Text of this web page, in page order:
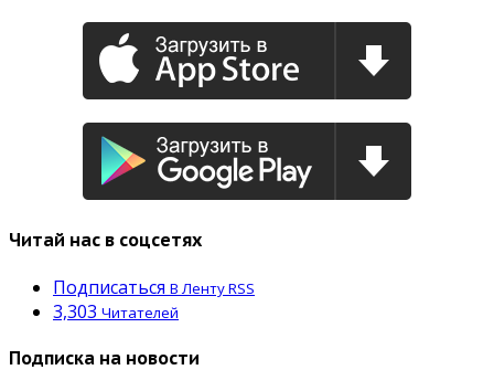
Читай нас в соцсетях
Подписаться В Ленту RSS
3,303 Читателей
Подписка на новости